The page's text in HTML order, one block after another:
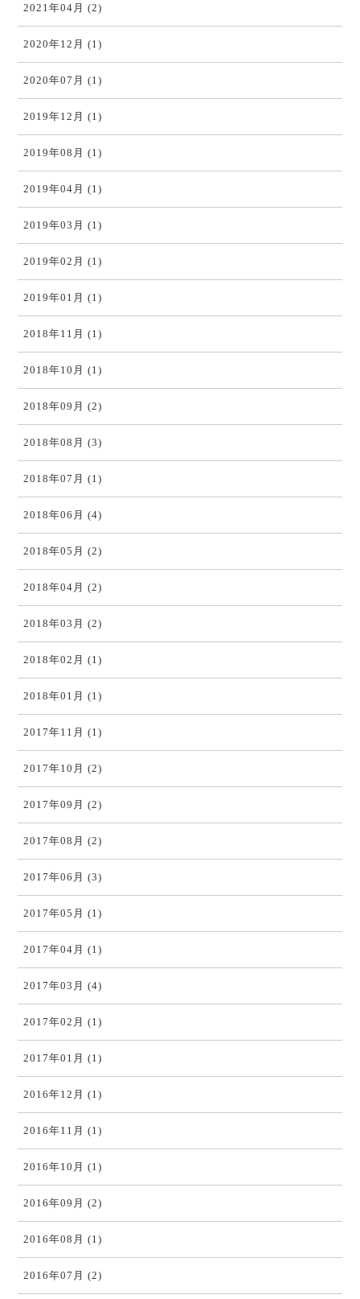
2021年04月 (2)
2020年12月 (1)
2020年07月 (1)
2019年12月 (1)
2019年08月 (1)
2019年04月 (1)
2019年03月 (1)
2019年02月 (1)
2019年01月 (1)
2018年11月 (1)
2018年10月 (1)
2018年09月 (2)
2018年08月 (3)
2018年07月 (1)
2018年06月 (4)
2018年05月 (2)
2018年04月 (2)
2018年03月 (2)
2018年02月 (1)
2018年01月 (1)
2017年11月 (1)
2017年10月 (2)
2017年09月 (2)
2017年08月 (2)
2017年06月 (3)
2017年05月 (1)
2017年04月 (1)
2017年03月 (4)
2017年02月 (1)
2017年01月 (1)
2016年12月 (1)
2016年11月 (1)
2016年10月 (1)
2016年09月 (2)
2016年08月 (1)
2016年07月 (2)